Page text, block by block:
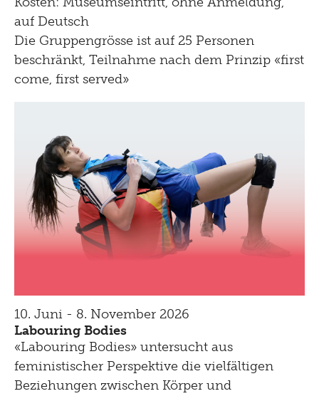
auf Deutsch
Die Gruppengrösse ist auf 25 Personen
beschränkt, Teilnahme nach dem Prinzip «first
come, first served»
10. Juni - 8. November 2026
Labouring Bodies
«Labouring Bodies» untersucht aus
feministischer Perspektive die vielfältigen
Beziehungen zwischen Körper und